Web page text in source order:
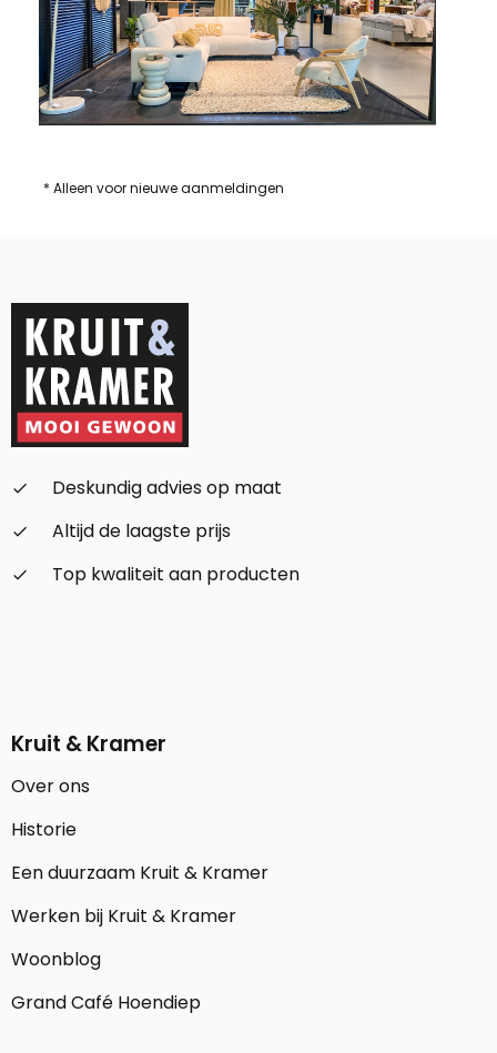
* Alleen voor nieuwe aanmeldingen
check_small
Deskundig advies op maat
check_small
Altijd de laagste prijs
check_small
Top kwaliteit aan producten
Kruit & Kramer
Over ons
Historie
Een duurzaam Kruit & Kramer
Werken bij Kruit & Kramer
Woonblog
Grand Café Hoendiep